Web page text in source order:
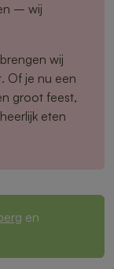
– wij
wij
Of je nu een
groot feest,
eten
en